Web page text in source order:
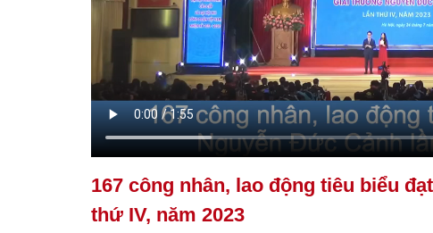
167 công nhân, lao động tiêu biểu
thứ IV, năm 2023